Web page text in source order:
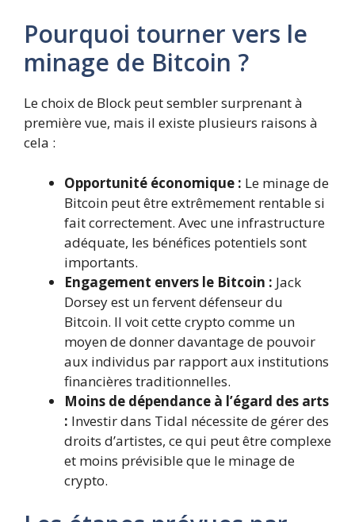
Pourquoi tourner vers le
minage de Bitcoin ?
Le choix de Block peut sembler surprenant à
première vue, mais il existe plusieurs raisons à
cela :
Opportunité économique : Le minage de
Bitcoin peut être extrêmement rentable si
fait correctement. Avec une infrastructure
adéquate, les bénéfices potentiels sont
importants.
Engagement envers le Bitcoin : Jack
Dorsey est un fervent défenseur du
Bitcoin. Il voit cette crypto comme un
moyen de donner davantage de pouvoir
aux individus par rapport aux institutions
financières traditionnelles.
Moins de dépendance à l’égard des arts
: Investir dans Tidal nécessite de gérer des
droits d’artistes, ce qui peut être complexe
et moins prévisible que le minage de
crypto.